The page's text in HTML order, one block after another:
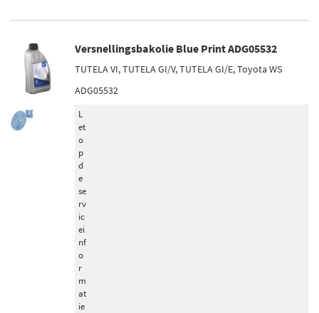
Versnellingsbakolie Blue Print ADG05532
TUTELA VI, TUTELA GI/V, TUTELA GI/E, Toyota WS
ADG05532
L
et
o
p
d
e
se
rv
ic
ei
nf
o
r
m
at
ie